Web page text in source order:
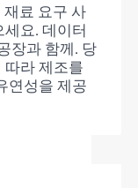
재료 요구 사
요. 데이터
장과 함께. 당
따라 제조를
연성을 제공